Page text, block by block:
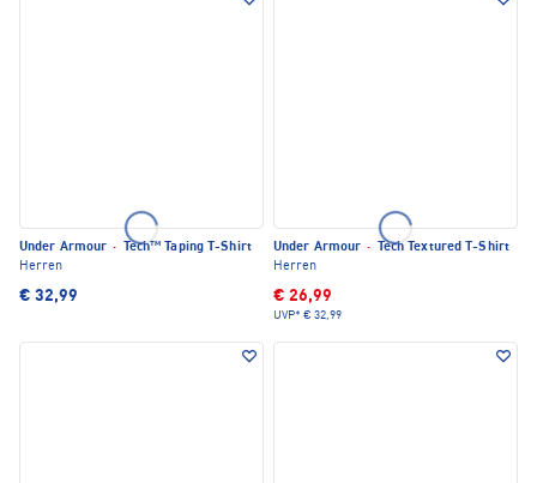
Under Armour ·
Tech™ Taping T-Shirt
Herren
€ 32,99
Under Armour ·
Tech Textured T-Shirt
Herren
€ 26,99
UVP* € 32,99